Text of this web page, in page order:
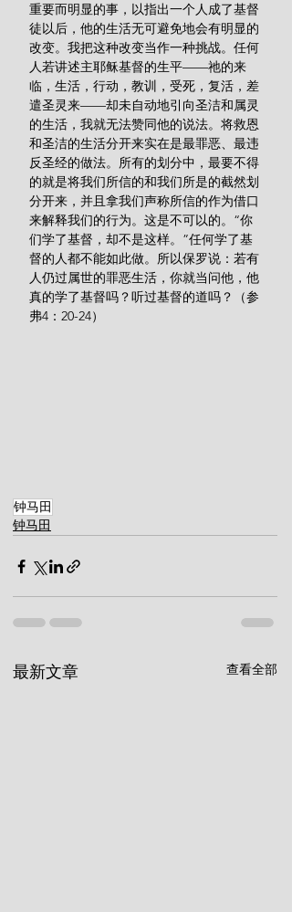
重要而明显的事，以指出一个人成了基督
徒以后，他的生活无可避免地会有明显的
改变。我把这种改变当作一种挑战。任何
人若讲述主耶稣基督的生平——祂的来
临，生活，行动，教训，受死，复活，差
遣圣灵来——却未自动地引向圣洁和属灵
的生活，我就无法赞同他的说法。将救恩
和圣洁的生活分开来实在是最罪恶、最违
反圣经的做法。所有的划分中，最要不得
的就是将我们所信的和我们所是的截然划
分开来，并且拿我们声称所信的作为借口
来解释我们的行为。这是不可以的。“你
们学了基督，却不是这样。”任何学了基
督的人都不能如此做。所以保罗说：若有
人仍过属世的罪恶生活，你就当问他，他
真的学了基督吗？听过基督的道吗？（参
弗4：20-24）
钟马田
钟马田
最新文章 查看全部